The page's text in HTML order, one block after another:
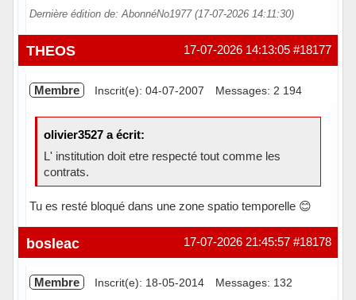
Dernière édition de: AbonnéNo1977 (17-07-2026 14:11:30)
Hors ligne #18177
17-07-2026 14:13:05
THEOS
Membre Inscrit(e): 04-07-2007 Messages: 2 194
olivier3527 a écrit:
L' institution doit etre respecté tout comme les
contrats.
Tu es resté bloqué dans une zone spatio temporelle 😊
Hors ligne #18178
17-07-2026 21:45:57
bosleac
Membre Inscrit(e): 18-05-2014 Messages: 132